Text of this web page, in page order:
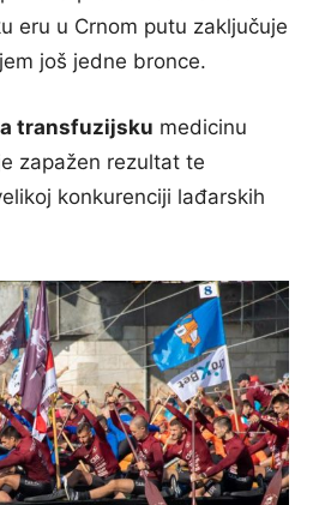
eru u Crnom putu zaključuje
još jedne bronce.
transfuzijsku medicinu
zapažen rezultat te
konkurenciji lađarskih